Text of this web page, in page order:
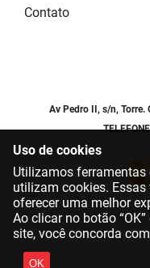
Contato
Av Pedro II, s/n, Torre.
Uso de cookies
Utilizamos ferramentas
utilizam cookies.
oferecer uma melhor
Ao clicar no botão
site, você concorda
OK